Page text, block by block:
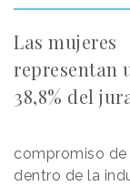
Las mujeres
representan
38,8% del
compromiso
dentro de la